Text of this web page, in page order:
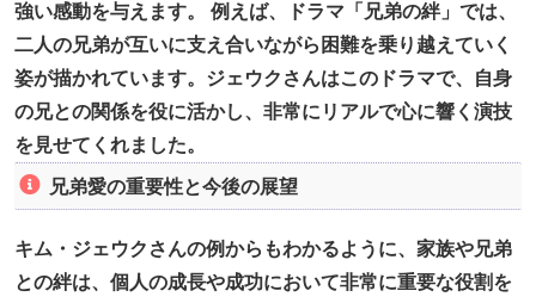
強い感動を与えます。 例えば、ドラマ「兄弟の絆」では、
二人の兄弟が互いに支え合いながら困難を乗り越えていく
姿が描かれています。ジェウクさんはこのドラマで、自身
の兄との関係を役に活かし、非常にリアルで心に響く演技
を見せてくれました。
兄弟愛の重要性と今後の展望
キム・ジェウクさんの例からもわかるように、家族や兄弟
との絆は、個人の成長や成功において非常に重要な役割を